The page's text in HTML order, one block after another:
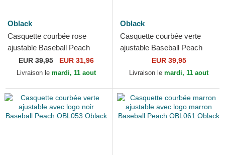
Oblack
Casquette courbée rose
ajustable Baseball Peach
OBL056 Oblack
EUR39,95 EUR 31,96
Livraison le mardi, 11 aout
Oblack
Casquette courbée verte
ajustable Baseball Peach
OBL051 Oblack
EUR 39,95
Livraison le mardi, 11 aout